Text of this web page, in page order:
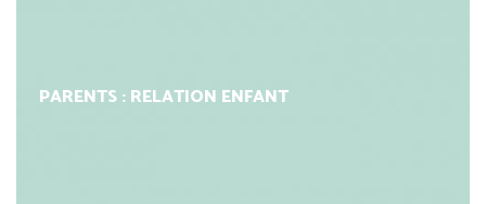
PARENTS : RELATION ENFANT